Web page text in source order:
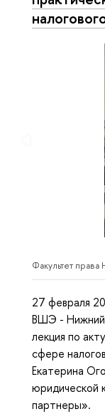
Факультет
27 февраля
ВШЭ - Нижний
лекция по
сфере
Екатерина
юридической
партнеры».